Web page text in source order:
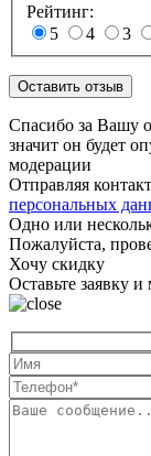
Рейтинг:
5
4 3
Спасибо за Вашу
значит он будет
модерации
Отправляя
персональных
Одно или
Пожалуйста,
Хочу скидку
Оставьте заявку